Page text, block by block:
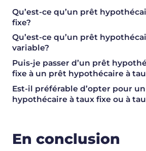
Qu’est-ce qu’un prêt
fixe?
Qu’est-ce qu’un prêt
variable?
Puis-je passer d’un prêt
fixe à un prêt hypothécaire à
Est-il préférable d’opter pour
hypothécaire à taux fixe ou à
En conclusion